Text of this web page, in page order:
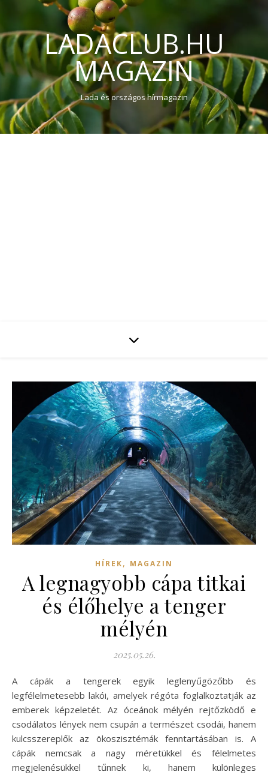
LADACLUB.HU
MAGAZIN
Lada és országos hírmagazin
HÍREK, MAGAZIN
A legnagyobb cápa titkai
és élőhelye a tenger
mélyén
2025.05.26.
A cápák a tengerek egyik leglenyűgözőbb és
legfélelmetesebb lakói, amelyek régóta foglalkoztatják az
emberek képzeletét. Az óceánok mélyén rejtőzködő e
csodálatos lények nem csupán a természet csodái, hanem
kulcsszereplők az ökoszisztémák fenntartásában is. A
cápák nemcsak a nagy méretükkel és félelmetes
megjelenésükkel tűnnek ki, hanem különleges